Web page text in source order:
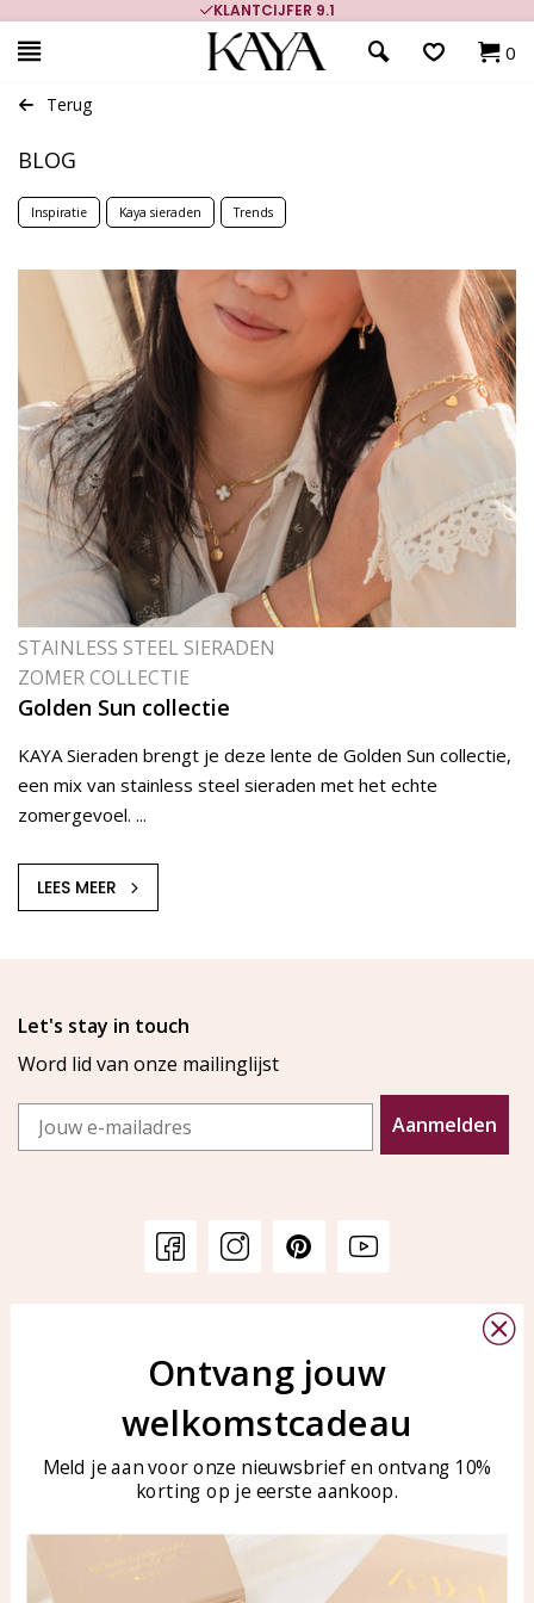
KLANTCIJFER 9.1
0
Terug
BLOG
Inspiratie Kaya sieraden Trends
STAINLESS STEEL SIERADEN
ZOMER COLLECTIE
Golden Sun collectie
KAYA Sieraden brengt je deze lente de Golden Sun collectie,
een mix van stainless steel sieraden met het echte
zomergevoel. ...
LEES MEER
Let's stay in touch
Word lid van onze mailinglijst
Email
Aanmelden
Veelgestelde vragen
Bellen of WhatsApp Ma-Vr
tussen 09:00-17:00
Tel: 0850003187
klantenservice@kayasierade
Producten KAYA Sieraden
Ontvang jouw
welkomstcadeau
Meld je aan voor onze nieuwsbrief en ontvang 10%
korting op je eerste aankoop.